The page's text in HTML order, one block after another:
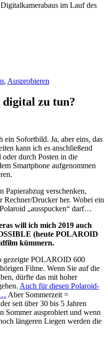
im Lauf des
, Ausprobieren
zu tun?
Sofortbild. Ja, aber eins, das
kann ich es anschließend
durch Posten in die
Smartphone aufgenommen
Papierabzug verschenken,
Drucker her. Wobei ein
„ausspucken“ darf…
will ich mich 2019 auch
(heute POLAROID
kümmern.
gezeigte POLAROID 600
Filme. Wenn Sie auf die
dürfte das mit hoher
Auch für diesen Polaroid-
Aber Sommerzeit =
seit über 30 bis 5 Jahren
Sommer ausprobiert und wenn
längeren Liegen werden die